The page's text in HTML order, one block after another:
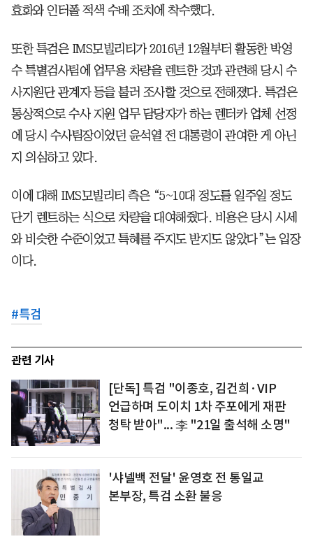
효화와 인터폴 적색 수배 조치에 착수했다.
또한 특검은 IMS모빌리티가 2016년 12월부터 활동한 박영
수 특별검사팀에 업무용 차량을 렌트한 것과 관련해 당시 수
사지원단 관계자 등을 불러 조사할 것으로 전해졌다. 특검은
통상적으로 수사 지원 업무 담당자가 하는 렌터카 업체 선정
에 당시 수사팀장이었던 윤석열 전 대통령이 관여한 게 아닌
지 의심하고 있다.
이에 대해 IMS모빌리티 측은 “5~10대 정도를 일주일 정도
단기 렌트하는 식으로 차량을 대여해줬다. 비용은 당시 시세
와 비슷한 수준이었고 특혜를 주지도 받지도 않았다”는 입장
이다.
#특검
관련 기사
[단독] 특검 "이종호, 김건희·VIP
언급하며 도이치 1차 주포에게 재판
청탁 받아"... 李 "21일 출석해 소명"
'샤넬백 전달' 윤영호 전 통일교
본부장, 특검 소환 불응